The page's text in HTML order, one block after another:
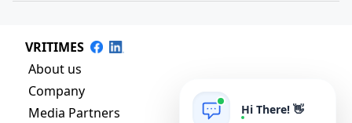
VRITIMES
About us
Company
Media Partners
Hi There! 👋